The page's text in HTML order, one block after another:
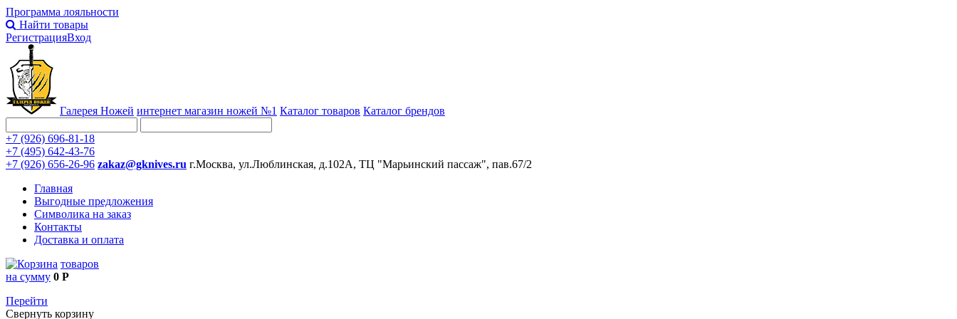
Программа лояльности
Найти товары
РегистрацияВход
Галерея Ножей интернет магазин ножей №1 Каталог товаров Каталог брендов
+7 (926) 696-81-18
+7 (495) 642-43-76
+7 (926) 656-26-96 zakaz@gknives.ru г.Москва, ул.Люблинская, д.102А, ТЦ "Марьинский пассаж", пав.67/2
Главная
Выгодные предложения
Символика на заказ
Контакты
Доставка и оплата
товаров
на сумму 0 Р
Перейти
Свернуть корзину